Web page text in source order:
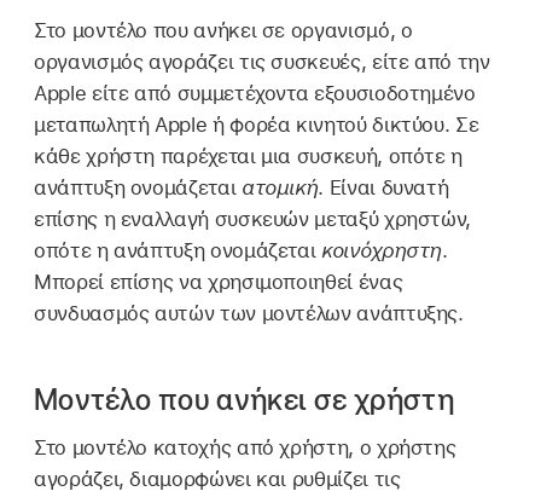
Στο μοντέλο που ανήκει σε οργανισμό, ο
οργανισμός αγοράζει τις συσκευές, είτε από την
Apple είτε από συμμετέχοντα εξουσιοδοτημένο
μεταπωλητή Apple ή φορέα κινητού δικτύου. Σε
κάθε χρήστη παρέχεται μια συσκευή, οπότε η
ανάπτυξη ονομάζεται ατομική. Είναι δυνατή
επίσης η εναλλαγή συσκευών μεταξύ χρηστών,
οπότε η ανάπτυξη ονομάζεται κοινόχρηστη.
Μπορεί επίσης να χρησιμοποιηθεί ένας
συνδυασμός αυτών των μοντέλων ανάπτυξης.
Μοντέλο που ανήκει σε χρήστη
Στο μοντέλο κατοχής από χρήστη, ο χρήστης
αγοράζει, διαμορφώνει και ρυθμίζει τις